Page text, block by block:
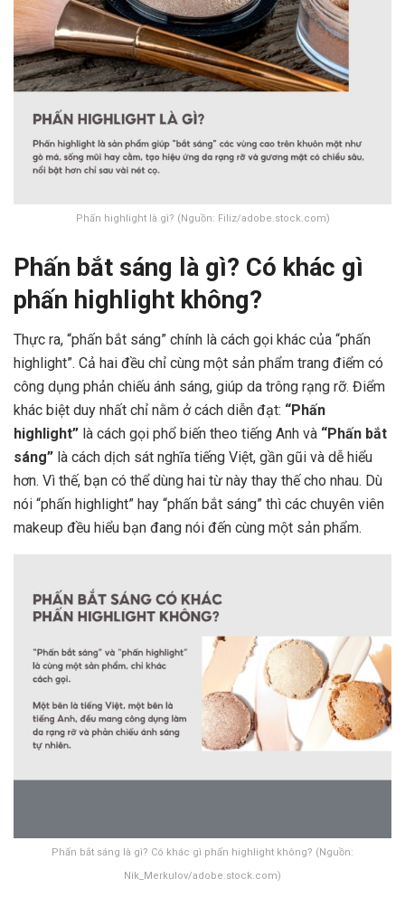
Phấn highlight là gì? (Nguồn: Filiz/adobe.stock.com)
Phấn bắt sáng là gì? Có khác gì
phấn highlight không?
Thực ra, “phấn bắt sáng” chính là cách gọi khác của “phấn
highlight”. Cả hai đều chỉ cùng một sản phẩm trang điểm có
công dụng phản chiếu ánh sáng, giúp da trông rạng rỡ. Điểm
khác biệt duy nhất chỉ nằm ở cách diễn đạt: “Phấn
highlight” là cách gọi phổ biến theo tiếng Anh và “Phấn bắt
sáng” là cách dịch sát nghĩa tiếng Việt, gần gũi và dễ hiểu
hơn. Vì thế, bạn có thể dùng hai từ này thay thế cho nhau. Dù
nói “phấn highlight” hay “phấn bắt sáng” thì các chuyên viên
makeup đều hiểu bạn đang nói đến cùng một sản phẩm.
Phấn bắt sáng là gì? Có khác gì phấn highlight không? (Nguồn:
Nik_Merkulov/adobe.stock.com)